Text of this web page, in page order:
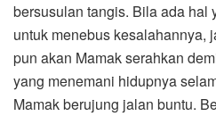
bersusulan tangis. Bila ada hal
untuk menebus kesalahannya,
pun akan Mamak serahkan
yang menemani hidupnya
Mamak berujung jalan buntu.